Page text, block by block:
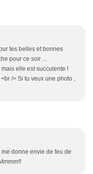
tes belles et bonnes
pour ce soir ...
elle est succulente !
/> Si tu veux une photo ,
donne envie de feu de